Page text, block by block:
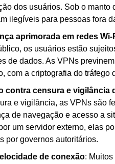
dos usuários. Sob o
ilegíveis para pessoas fora
aprimorada em redes
os usuários estão
de dados. As VPNs
com a criptografia do tráfego
contra censura e vigilância
e vigilância, as VPNs são
de navegação e acesso a
um servidor externo, elas
por governos autoritários.
de conexão: